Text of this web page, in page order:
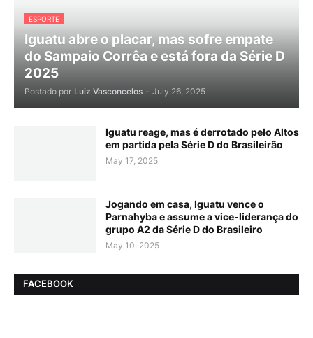
ESPORTE
Iguatu abre o placar, mas sofre empate
do Sampaio Corrêa e está fora da Série D
2025
Postado por Luiz Vasconcelos - July 26, 2025
Iguatu reage, mas é derrotado pelo Altos
em partida pela Série D do Brasileirão
May 17, 2025
Jogando em casa, Iguatu vence o
Parnahyba e assume a vice-liderança do
grupo A2 da Série D do Brasileiro
May 10, 2025
FACEBOOK